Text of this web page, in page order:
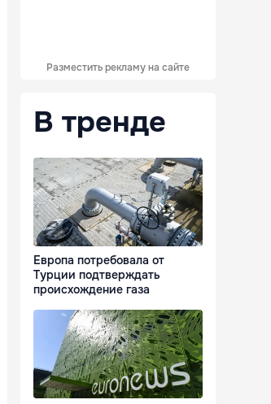
Разместить рекламу на сайте
В тренде
Европа потребовала от
Турции подтверждать
происхождение газа